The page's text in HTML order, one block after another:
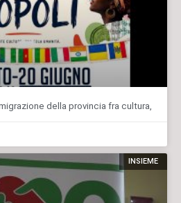
della provincia fra cultura,
INSIEME